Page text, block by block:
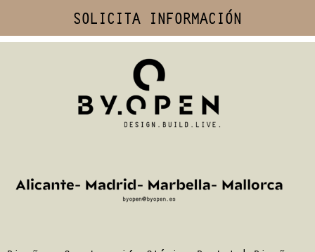
SOLICITA INFORMACIÓN